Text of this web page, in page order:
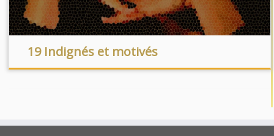
19 Indignés et motivés